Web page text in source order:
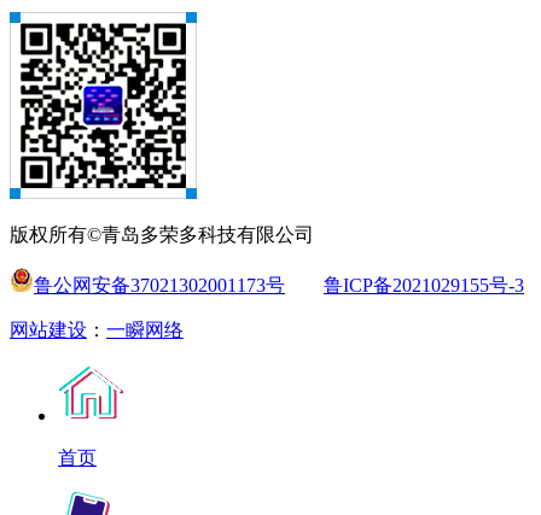
版权所有©青岛多荣多科技有限公司
鲁公网安备37021302001173号 鲁ICP备2021029155号-3
网站建设 ： 一瞬网络
首页